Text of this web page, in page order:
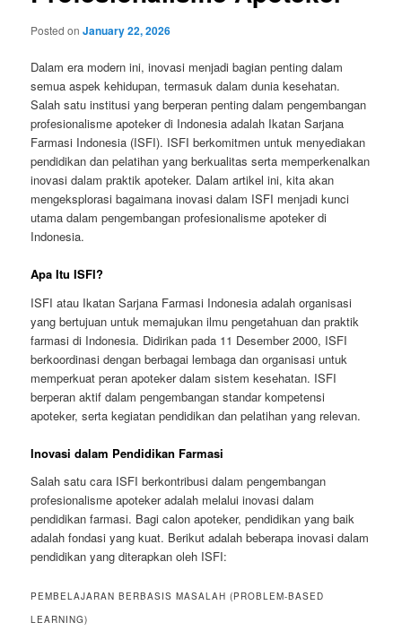
Posted onJanuary 22, 2026
Dalam era modern ini, inovasi menjadi bagian penting dalam
semua aspek kehidupan, termasuk dalam dunia kesehatan.
Salah satu institusi yang berperan penting dalam pengembangan
profesionalisme apoteker di Indonesia adalah Ikatan Sarjana
Farmasi Indonesia (ISFI). ISFI berkomitmen untuk menyediakan
pendidikan dan pelatihan yang berkualitas serta memperkenalkan
inovasi dalam praktik apoteker. Dalam artikel ini, kita akan
mengeksplorasi bagaimana inovasi dalam ISFI menjadi kunci
utama dalam pengembangan profesionalisme apoteker di
Indonesia.
Apa Itu ISFI?
ISFI atau Ikatan Sarjana Farmasi Indonesia adalah organisasi
yang bertujuan untuk memajukan ilmu pengetahuan dan praktik
farmasi di Indonesia. Didirikan pada 11 Desember 2000, ISFI
berkoordinasi dengan berbagai lembaga dan organisasi untuk
memperkuat peran apoteker dalam sistem kesehatan. ISFI
berperan aktif dalam pengembangan standar kompetensi
apoteker, serta kegiatan pendidikan dan pelatihan yang relevan.
Inovasi dalam Pendidikan Farmasi
Salah satu cara ISFI berkontribusi dalam pengembangan
profesionalisme apoteker adalah melalui inovasi dalam
pendidikan farmasi. Bagi calon apoteker, pendidikan yang baik
adalah fondasi yang kuat. Berikut adalah beberapa inovasi dalam
pendidikan yang diterapkan oleh ISFI:
PEMBELAJARAN BERBASIS MASALAH (PROBLEM-BASED
LEARNING)